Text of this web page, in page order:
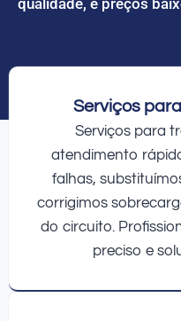
Serviços
Serviços para
atendimento
falhas,
corrigimos
do circuito.
preciso e